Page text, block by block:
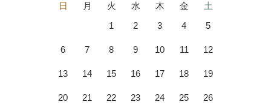
日 月 火 水 木 金
土
1
2 3 4 5
6 7 8 9 10 11 12
13 14 15 16 17 18 19
20 21 22 23 24 25 26